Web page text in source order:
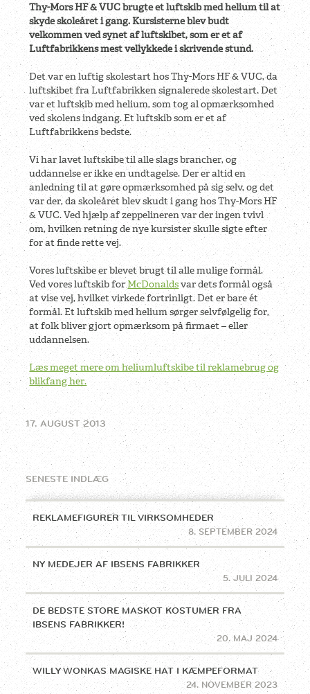
Thy-Mors HF & VUC brugte et luftskib med helium til at
skyde skoleåret i gang. Kursisterne blev budt
velkommen ved synet af luftskibet, som er et af
Luftfabrikkens mest vellykkede i skrivende stund.
Det var en luftig skolestart hos Thy-Mors HF & VUC, da
luftskibet fra Luftfabrikken signalerede skolestart. Det
var et luftskib med helium, som tog al opmærksomhed
ved skolens indgang. Et luftskib som er et af
Luftfabrikkens bedste.
Vi har lavet luftskibe til alle slags brancher, og
uddannelse er ikke en undtagelse. Der er altid en
anledning til at gøre opmærksomhed på sig selv, og det
var der, da skoleåret blev skudt i gang hos Thy-Mors HF
& VUC. Ved hjælp af zeppelineren var der ingen tvivl
om, hvilken retning de nye kursister skulle sigte efter
for at finde rette vej.
Vores luftskibe er blevet brugt til alle mulige formål.
Ved vores luftskib forMcDonaldsvar dets formål også
at vise vej, hvilket virkede fortrinligt. Det er bare ét
formål. Et luftskib med helium sørger selvfølgelig for,
at folk bliver gjort opmærksom på firmaet – eller
uddannelsen.
Læs meget mere om heliumluftskibe til reklamebrug og
blikfang her.
17. AUGUST 2013
SENESTE INDLÆG
REKLAMEFIGURER TIL VIRKSOMHEDER
8. SEPTEMBER 2024
NY MEDEJER AF IBSENS FABRIKKER
5. JULI 2024
DE BEDSTE STORE MASKOT KOSTUMER FRA
IBSENS FABRIKKER!
20. MAJ 2024
WILLY WONKAS MAGISKE HAT I KÆMPEFORMAT
24. NOVEMBER 2023